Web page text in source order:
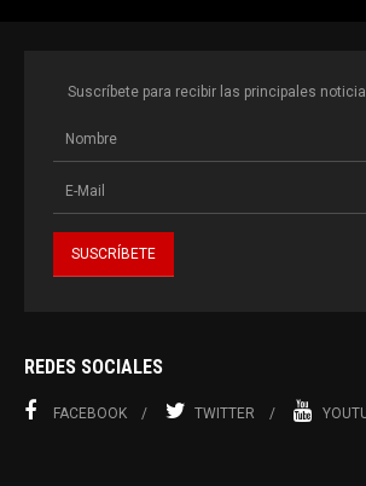
Suscríbete para recibir las principales
REDES SOCIALES
FACEBOOK TWITTER